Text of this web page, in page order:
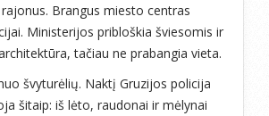
Brangus miesto centras
Ministerijos pribloškia šviesomis ir
tačiau ne prabangia vieta.
švyturėlių. Naktį Gruzijos policija
šitaip: iš lėto, raudonai ir mėlynai